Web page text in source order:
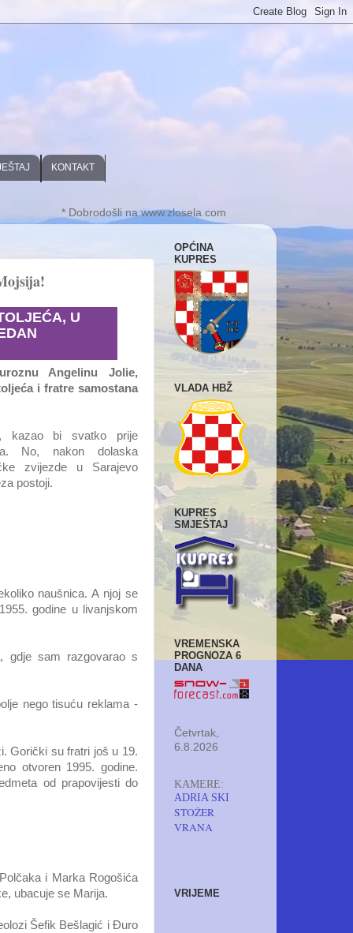
KONTAKT
* Dobrodošli na www.zlosela.com
U
Angelinu Jolie,
i fratre samostana
kazao bi svatko prije
No, nakon dolaska
zvijezde u Sarajevo
postoji.
naušnica. A njoj se
godine u livanjskom
gdje sam razgovarao s
nego tisuću reklama -
Gorički su fratri još u 19.
otvoren 1995. godine.
od prapovijesti do
i Marka Rogošića
ubacuje se Marija.
Šefik Bešlagić i Đuro
OPĆINA
KUPRES
VLADA HBŽ
KUPRES
SMJEŠTAJ
VREMENSKA
PROGNOZA 6
DANA
Četvrtak,
6.8.2026
KAMERE:
ADRIA SKI
STOŽER
VRANA
VRIJEME